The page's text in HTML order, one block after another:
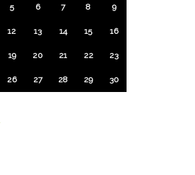
5 6 7 8 9
12 13 14 15 16
19 20 21 22 23
26 27 28 29 30